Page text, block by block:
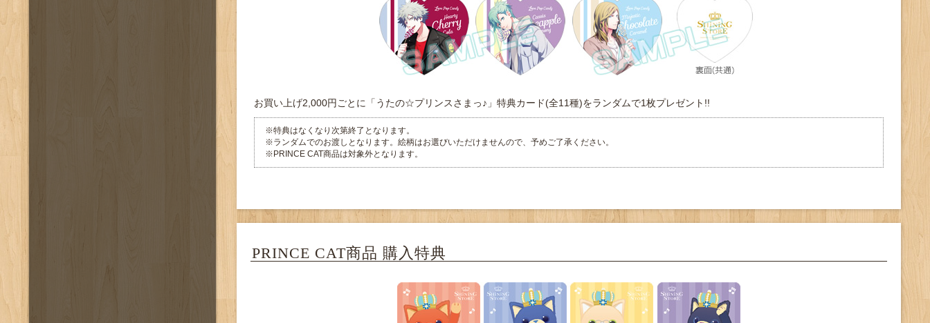
お買い上げ2,000円ごとに「うたの☆プリンスさまっ♪」特典カード(全11種)をランダムで1枚プレゼント!!
※特典はなくなり次第終了となります。
※ランダムでのお渡しとなります。絵柄はお選びいただけませんので、予めご了承ください。
※PRINCE CAT商品は対象外となります。
PRINCE CAT商品 購入特典